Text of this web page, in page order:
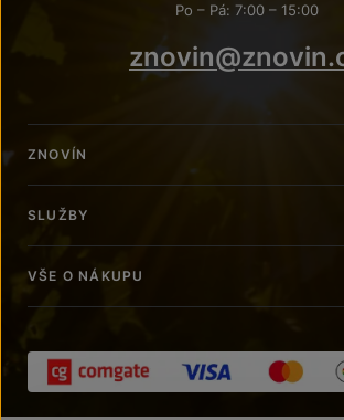
Po – Pá: 7:00 – 15:00
ZNOVÍN
SLUŽBY
VŠE O NÁKUPU